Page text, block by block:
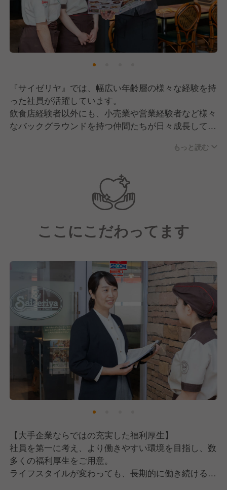
『サイゼリヤ』では、幅広い年齢層の様々な経験を持
った社員が活躍しています。
飲食店経験者以外にも、小売業や営業経験者など様々
なバックグラウンドを持つ仲間たちが日々成長してい
互いに支え合う社風です。
中途入社者も新卒入社者と同様の研修を受ける機会が
同期入社の方と横の繋がりを作れる機会があります。
困ったときには、地域の教育担当者や先輩社員がサポ
ートしてくれるので、経験が浅い方でも安心して働け
≪こんな方を歓迎します≫
・理念に共感し、会社と共に成長しつづけてくれる方
・接客が好きで、笑顔でお客様対応をできる方
・協調性があり、チームワークを大切にできる方
・コミュニケーション能力に自信のある方
もっと読む
ここにこだわってます
【大手企業ならではの充実した福利厚生】
社員を第一に考え、より働きやすい環境を目指し、数
多くの福利厚生をご用意。
ライフスタイルが変わっても、長期的に働き続けるこ